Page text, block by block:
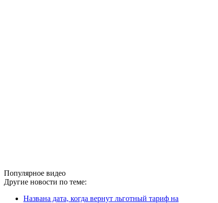
Популярное видео
Другие новости по теме:
Названа дата, когда вернут льготный тариф на